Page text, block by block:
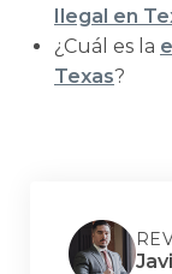
Ilegal en
¿Cuál es la
Texas?